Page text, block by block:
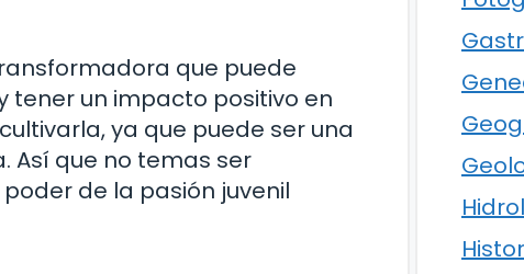
que puede
tener un impacto positivo en
ya que puede ser una
Así que no temas ser
de la pasión juvenil